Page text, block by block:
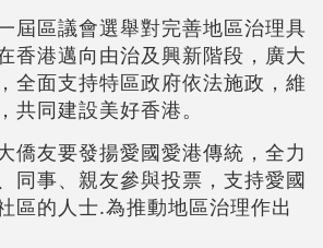
屆區議會選舉對完善地區治理具
香港邁向由治及興新階段，廣大
全面支持特區政府依法施政，維
共同建設美好香港。
僑友要發揚愛國愛港傳統，全力
同事、親友參與投票，支持愛國
區的人士.為推動地區治理作出